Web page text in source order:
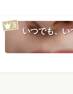
いつでも、い